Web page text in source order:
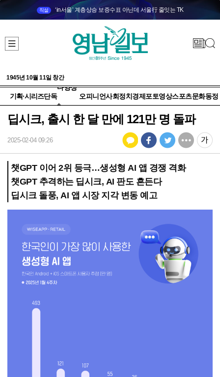
직설 ‘in서울’ 계층상승 보증수표 아닌데 서울行 줄잇는 TK
1945년 10월 11일 창간
기획·시리즈단독
다양성
+
오피니언사회정치 경제 포토영상스포츠문화동정
딥시크, 출시 한 달 만에 121만 명 돌파
2025-02-04 09:26
챗GPT 이어 2위 등극…생성형 AI 앱 경쟁 격화
챗GPT 추격하는 딥시크, AI 판도 흔든다
딥시크 돌풍, AI 앱 시장 지각 변동 예고